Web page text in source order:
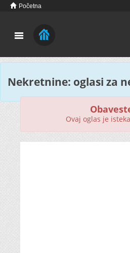
Početna
Nekretnine: oglasi za
Ovaj oglas je